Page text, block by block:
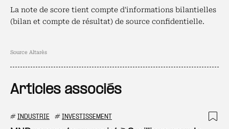
La note de score tient compte d'informations bilantielles
(bilan et compte de résultat) de source confidentielle.
Source Altarès
Articles associés
# INDUSTRIE # INVESTISSEMENT